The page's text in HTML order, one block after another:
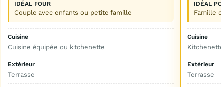
IDÉAL POUR
Couple avec enfants ou petite famille
Cuisine
Cuisine équipée ou kitchenette
Extérieur
Terrasse
IDÉAL
Famille
Cuisine
Extérieur
Terrasse